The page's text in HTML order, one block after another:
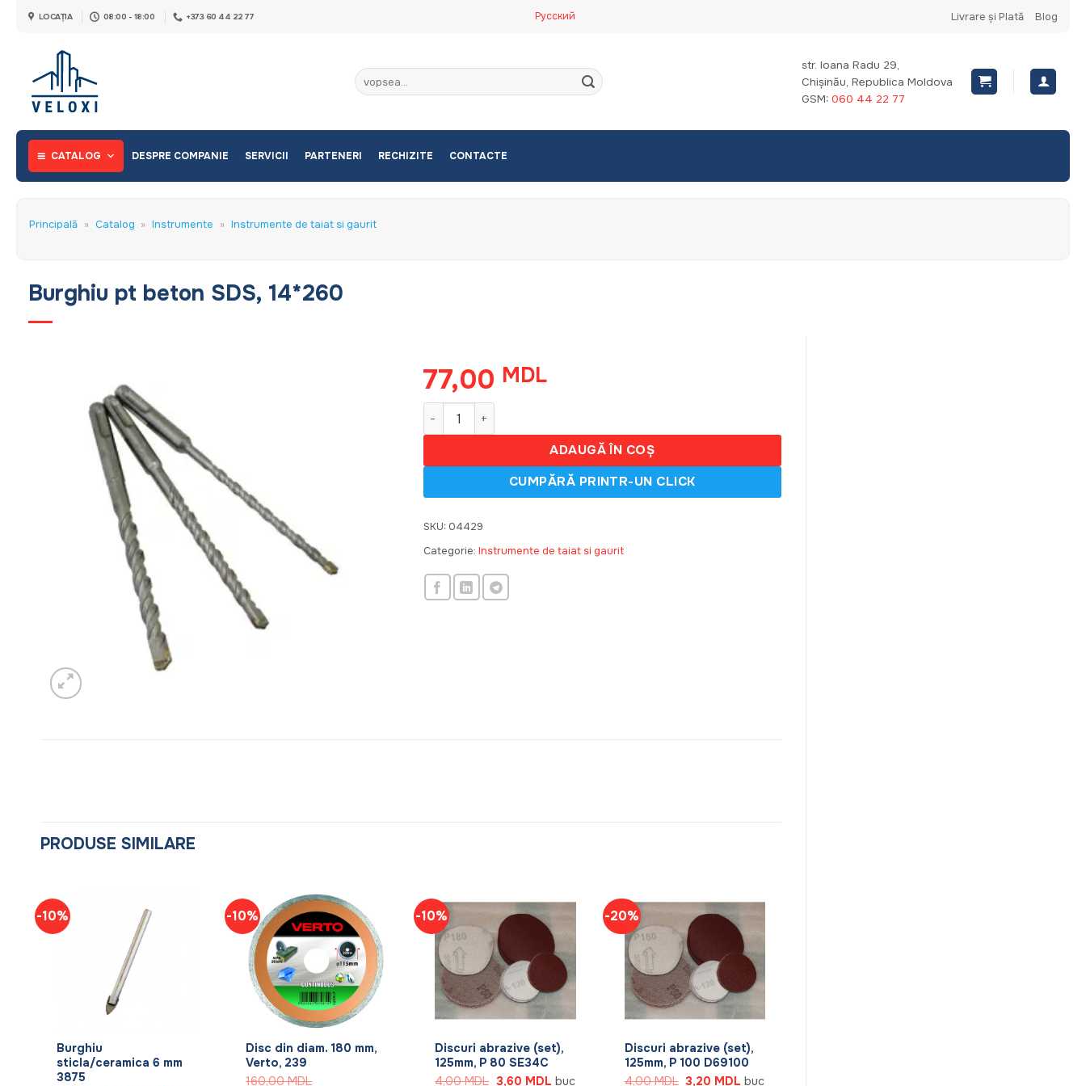
LOCAȚIA 08:00 - 18:00 +373 60 44 22 77 Русский Livrare și Plată Blog
Caută
după:
str. Ioana Radu 29,
Chișinău, Republica Moldova
GSM: 060 44 22 77
CATALOG DESPRE COMPANIE SERVICII PARTENERI RECHIZITE CONTACTE
Principală » Catalog » Instrumente » Instrumente de taiat si gaurit
Burghiu pt beton SDS, 14*260
77,00 MDL
Cantitate Burghiu pt beton SDS, 14*260
ADAUGĂ ÎN COȘ
SKU: 04429
Categorie: Instrumente de taiat si gaurit
PRODUSE SIMILARE
-10%
Burghiu
sticla/ceramica 6 mm
3875
-10%
Disc din diam. 180 mm,
Verto, 239
160,00MDL
-10%
+
Discuri abrazive (set),
125mm, P 80 SE34C
4,00MDL Prețul
3,60 MDLPrețul
buc
-20%
Discuri abrazive (set),
125mm, P 100 D69100
4,00MDL Prețul
3,20 MDLPrețul
buc